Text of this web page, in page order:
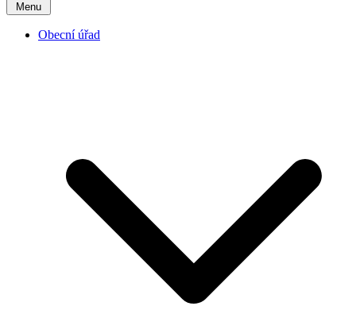
Menu
Obecní úřad